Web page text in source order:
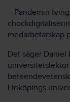
– Pandemin
medarbetarskap
Det säger Daniel
Linköpings